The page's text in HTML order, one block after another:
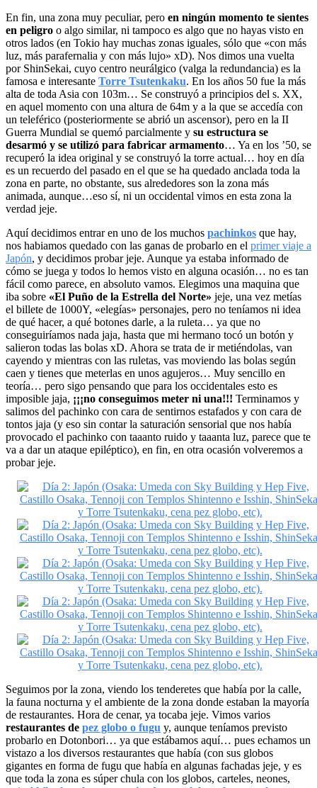
En fin, una zona muy peculiar, pero en ningún momento te sientes
en peligro o algo similar, ni tampoco es algo que no hayas visto en
otros lados (en Tokio hay muchas zonas iguales, sólo que «con más
luz, más parafernalia y con más lujo» xD). Nos dimos una vuelta
por ShinSekai, cuyo centro neurálgico (valga la redundancia) es la
famosa e interesante Torre Tsutenkaku. En los años 50 fue la más
alta de toda Asia con 103m… Se construyó a principios del s. XX,
en aquel momento con una altura de 64m y a la que se accedía con
un teleférico (posteriormente se abrió un ascensor), pero en la II
Guerra Mundial se quemó parcialmente y su estructura se
desarmó y se utilizó para fabricar armamento… Ya en los ’50, se
recuperó la idea original y se construyó la torre actual… hoy en día
es un recuerdo del pasado en el que se ha quedado anclada toda la
zona en parte, no obstante, sus alrededores son la zona más
animada, aunque…eso sí, ni un occidental vimos en esta zona la
verdad jeje.
Aquí decidimos entrar en uno de los muchos pachinkos que hay,
nos habiamos quedado con las ganas de probarlo en el primer viaje a
Japón, y decidimos probar jeje. Aunque ya estaba informado de
cómo se juega y todos lo hemos visto en alguna ocasión… no es tan
fácil como parece, en absoluto vamos. Elegimos una maquina que
iba sobre «El Puño de la Estrella del Norte» jeje, una vez metías
el billete de 1000Y, «elegías» personajes, pero no teníamos ni idea
de qué hacer, a qué botones darle, a la ruleta… ya que no
conseguiríamos nada jaja, hasta que mi hermano tocó un botón y
salieron todas las bolas xD. Ahora se trata de ir metiéndolas, van
cayendo y mientras con las ruletas, vas moviendo las bolas según
caen y tienes que meterlas en unos agujeros… Muy sencillo en
teoría… pero sigo pensando que para los occidentales esto es
imposible jaja, ¡¡¡no conseguimos meter ni una!!! Terminamos y
salimos del pachinko con cara de sentirnos estafados y con cara de
tontos jaja (y eso sin contar la saturación sensorial que nos había
provocado el pachinko con taaanto ruido y taaanta luz, parece que te
va a dar un ataque epiléptico), en fin, en otra ocasión volveremos a
probar jeje.
Seguimos por la zona, viendo los tenderetes que había por la calle,
la fauna nocturna y el ambiente de la zona donde estaban la mayoría
de restaurantes. Hora de cenar, ya tocaba jeje. Vimos varios
restaurantes de pez globo o fugu y, aunque teníamos previsto
probarlo en Dotonbori… ya que estábamos aquí… pues echamos un
vistazo a los diversos restaurantes que había (con sus globos
gigantes en forma de fugu que había en algunas fachadas jeje, y es
que toda la zona es súper chula con los globos, carteles, neones,